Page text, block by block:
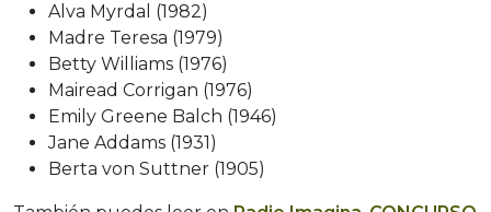
Alva Myrdal (1982)
Madre Teresa (1979)
Betty Williams (1976)
Mairead Corrigan (1976)
Emily Greene Balch (1946)
Jane Addams (1931)
Berta von Suttner (1905)